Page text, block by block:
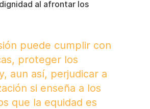
al afrontar los
puede cumplir con
proteger los
aun así, perjudicar a
si enseña a los
que la equidad es